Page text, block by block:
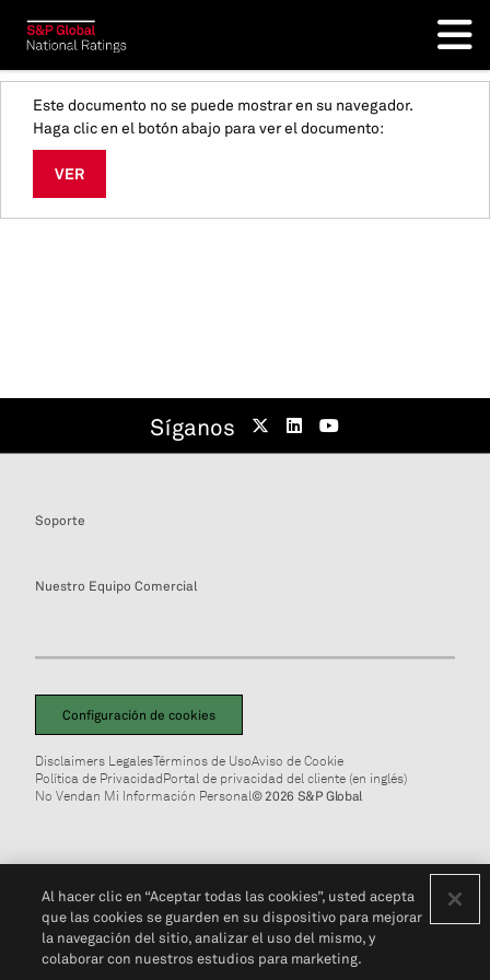
Este documento no se puede mostrar en su navegador.
Haga clic en el botón abajo para ver el documento:
VER
Síganos
Soporte
Nuestro Equipo Comercial
Configuración de cookies
Disclaimers LegalesTérminos de UsoAviso de Cookie
Política de PrivacidadPortal de privacidad del cliente (en inglés)
No Vendan Mi Información Personal© 2026 S&P Global
Al hacer clic en “Aceptar todas las cookies”, usted acepta
que las cookies se guarden en su dispositivo para mejorar
la navegación del sitio, analizar el uso del mismo, y
colaborar con nuestros estudios para marketing.